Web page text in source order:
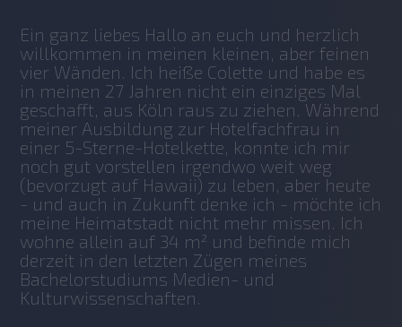
Ein ganz liebes Hallo an euch und herzlich
willkommen in meinen kleinen, aber feinen
vier Wänden. Ich heiße Colette und habe es
in meinen 27 Jahren nicht ein einziges Mal
geschafft, aus Köln raus zu ziehen. Während
meiner Ausbildung zur Hotelfachfrau in
einer 5-Sterne-Hotelkette, konnte ich mir
noch gut vorstellen irgendwo weit weg
(bevorzugt auf Hawaii) zu leben, aber heute
- und auch in Zukunft denke ich - möchte ich
meine Heimatstadt nicht mehr missen. Ich
wohne allein auf 34 m² und befinde mich
derzeit in den letzten Zügen meines
Bachelorstudiums Medien- und
Kulturwissenschaften.